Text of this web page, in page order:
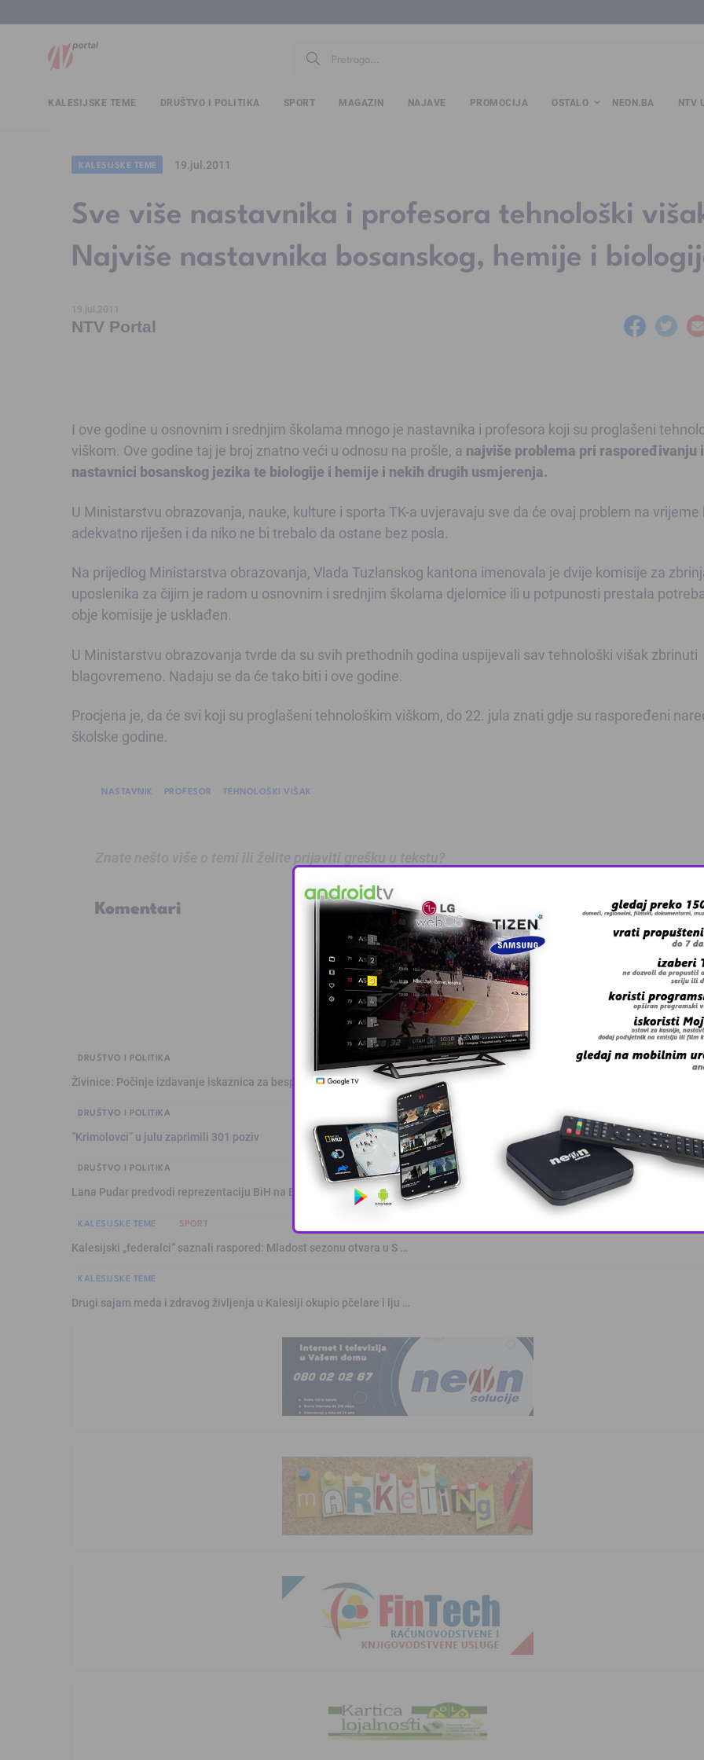
KALESIJSKE TEME DRUŠTVO I POLITIKA SPORT MAGAZIN NAJAVE PROMOCIJA OSTALO NEON.BA NTV
KALESIJSKE TEME 19.jul.2011
Sve više nastavnika i profesora tehnološki
Najviše nastavnika bosanskog, hemije i
19.jul.2011
NTV Portal
I ove godine u osnovnim i srednjim školama mnogo je nastavnika i profesora koji su proglašeni
viškom. Ove godine taj je broj znatno veći u odnosu na prošle, a najviše problema pri raspoređivanju
nastavnici bosanskog jezika te biologije i hemije i nekih drugih usmjerenja.
U Ministarstvu obrazovanja, nauke, kulture i sporta TK-a uvjeravaju sve da će ovaj problem na vrijeme
adekvatno riješen i da niko ne bi trebalo da ostane bez posla.
Na prijedlog Ministarstva obrazovanja, Vlada Tuzlanskog kantona imenovala je dvije komisije za
uposlenika za čijim je radom u osnovnim i srednjim školama djelomice ili u potpunosti prestala
obje komisije je usklađen.
U Ministarstvu obrazovanja tvrde da su svih prethodnih godina uspijevali sav tehnološki višak zbrinuti
blagovremeno. Nadaju se da će tako biti i ove godine.
Procjena je, da će svi koji su proglašeni tehnološkim viškom, do 22. jula znati gdje su raspoređeni
školske godine.
NASTAVNIK PROFESOR TEHNOLOŠKI VIŠAK
Komentari
DRUŠTVO I POLITIKA
Živinice: Počinje izdavanje iskaznica za besplatan prevoz
DRUŠTVO I POLITIKA
“Krimolovci” u julu zaprimili 301 poziv
DRUŠTVO I POLITIKA
Lana Pudar predvodi reprezentaciju BiH na Evropskom prvenstvu u Parizu
KALESIJSKE TEME SPORT
Kalesijski „federalci“ saznali raspored: Mladost sezonu otvara u S …
KALESIJSKE TEME
Drugi sajam meda i zdravog življenja u Kalesiji okupio pčelare i lju …